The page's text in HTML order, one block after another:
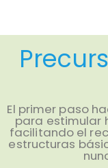
El primer paso
para estimular
facilitando el
estructuras